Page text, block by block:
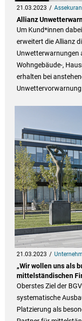
21.03.2023
Allianz
Um Kund*innen
erweitert die Allianz
Unwetterwarnungen
Wohngebäude-,
erhalten bei
Unwettervorwarnung
21.03.2023
„Wir wollen uns als
mittelständischen
Oberstes Ziel der
systematische
Platzierung als